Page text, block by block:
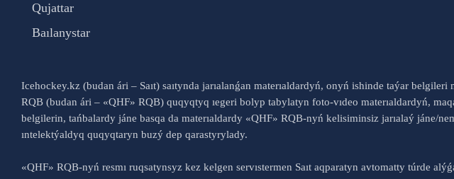
Qujattar
Baılanystar
Icehockey.kz (budan ári – Saıt) saıtynda jarıalanǵan materıaldardyń, onyń ishinde taýar
RQB (budan ári – «QHF» RQB) quqyqtyq ıegeri bolyp tabylatyn foto-vıdeo materıaldardyń,
belgilerin, tańbalardy jáne basqa da materıaldardy «QHF» RQB-nyń kelisiminsiz jarıalaý jáne/
ıntelektýaldyq quqyqtaryn buzý dep qarastyrylady.
«QHF» RQB-nyń resmı ruqsatynsyz kez kelgen servıstermen Saıt aqparatyn avtomatty túrde